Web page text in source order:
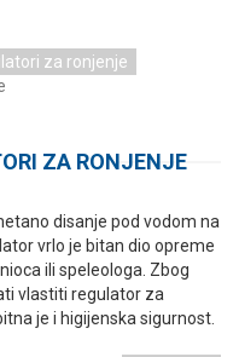
za ronjenje
ZA RONJENJE
disanje pod vodom na
vrlo je bitan dio opreme
ili speleologa. Zbog
vlastiti regulator za
je i higijenska sigurnost.